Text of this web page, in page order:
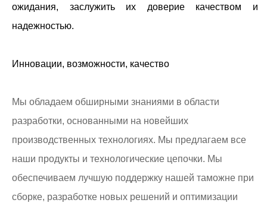
ожидания, заслужить их доверие качеством и
надежностью.
Инновации, возможности, качество
Мы обладаем обширными знаниями в области
разработки, основанными на новейших
производственных технологиях. Мы предлагаем все
наши продукты и технологические цепочки. Мы
обеспечиваем лучшую поддержку нашей таможне при
сборке, разработке новых решений и оптимизации